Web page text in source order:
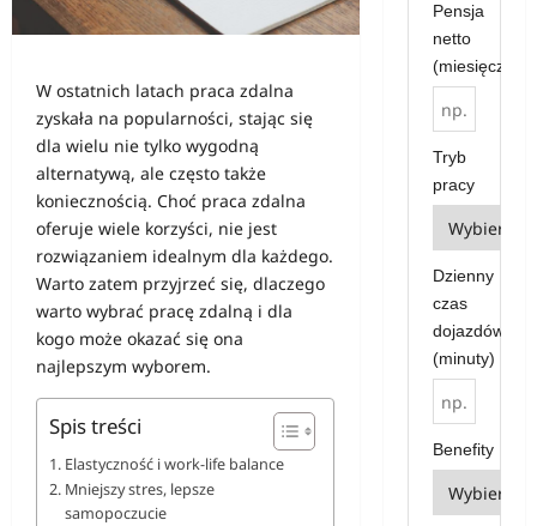
W ostatnich latach praca zdalna
zyskała na popularności, stając się
dla wielu nie tylko wygodną
alternatywą, ale często także
koniecznością. Choć praca zdalna
oferuje wiele korzyści, nie jest
rozwiązaniem idealnym dla każdego.
Warto zatem przyjrzeć się, dlaczego
warto wybrać pracę zdalną i dla
kogo może okazać się ona
najlepszym wyborem.
Spis treści
Elastyczność i work-life balance
Mniejszy stres, lepsze
samopoczucie
Pensja
netto
(miesięcznie)
Tryb
pracy
Dzienny
czas
dojazdów
(minuty)
Benefity